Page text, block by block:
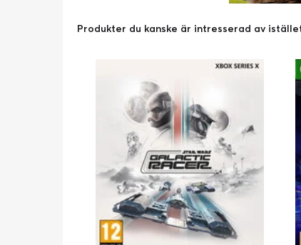
Produkter du kanske är intresserad av